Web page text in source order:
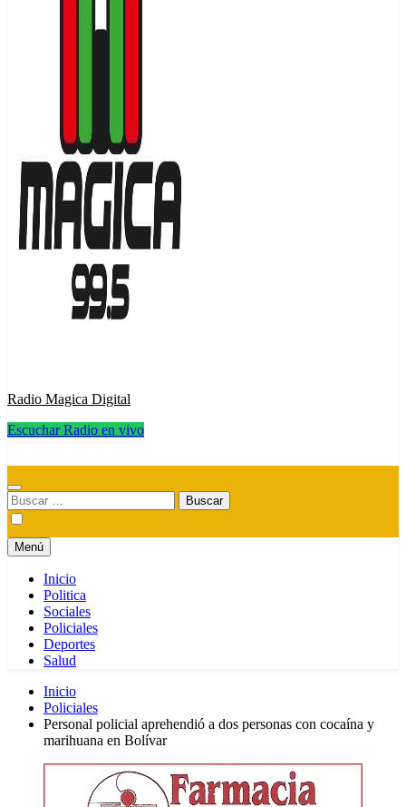
Radio Magica Digital
Escuchar Radio en vivo
Buscar:
Menú
Inicio
Politica
Sociales
Policiales
Deportes
Salud
Inicio
Policiales
Personal policial aprehendió a dos personas con cocaína y
marihuana en Bolívar